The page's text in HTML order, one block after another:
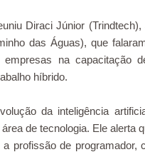
Diraci Júnior
das Águas), que
na capacitação
híbrido.
da inteligência
de tecnologia. Ele alerta
profissão de programador,